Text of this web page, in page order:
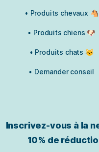
• Produits chevaux 🐴
• Produits chiens 🐶
• Produits chats 🐱
• Demander conseil
Inscrivez-vous à la
10% de